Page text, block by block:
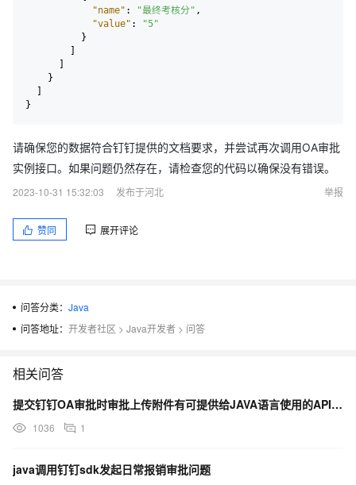
"name" : "最终考核分" ,
"value" :
"5"
}
}
}
请确保您的数据符合钉钉提供的文档要求，并尝试再次调用OA审批
实例接口。如果问题仍然存在，请检查您的代码以确保没有错误。
2023-10-31 15:32:03
发布于河北 举报
赞同 展开评论
问答分类： Java
问答地址： 开发者社区 > Java开发者 > 问答
相关问答
提交钉钉OA审批时审批上传附件有可提供给JAVA语言使用的API吗？
1036 1
java调用钉钉sdk发起日常报销审批问题